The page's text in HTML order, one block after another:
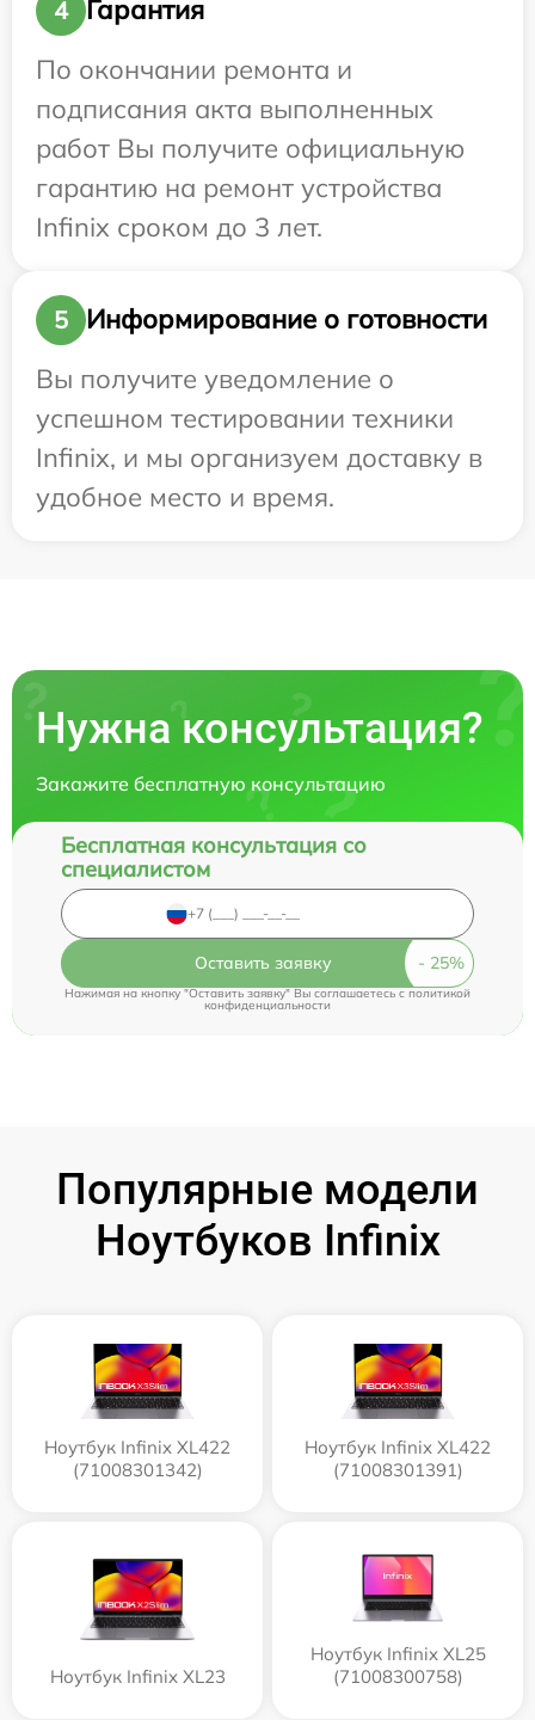
4
Гарантия
По окончании ремонта и
подписания акта выполненных
работ Вы получите официальную
гарантию на ремонт устройства
Infinix сроком до 3 лет.
5
Информирование о готовности
Вы получите уведомление о
успешном тестировании техники
Infinix, и мы организуем доставку в
удобное место и время.
Нужна консультация?
Закажите бесплатную консультацию
Бесплатная консультация со
специалистом
Оставить заявку
Нажимая на кнопку "Оставить заявку" Вы соглашаетесь cполитикой
конфиденциальности
Популярные модели
Ноутбуков Infinix
Ноутбук Infinix XL422
(71008301342)
Ноутбук Infinix XL422
(71008301391)
Ноутбук Infinix XL23
Ноутбук Infinix XL25
(71008300758)